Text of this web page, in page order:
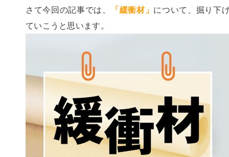
さて今回の記事では、
「緩衝材」 について、掘り下
ていこうと思います。